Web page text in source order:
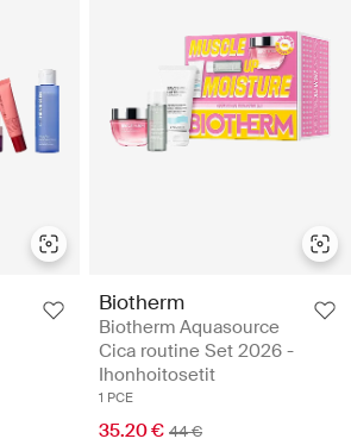
Biotherm
Biotherm Aquasource
Cica routine Set 2026 -
Ihonhoitosetit
1 PCE
35.20 € 44 €